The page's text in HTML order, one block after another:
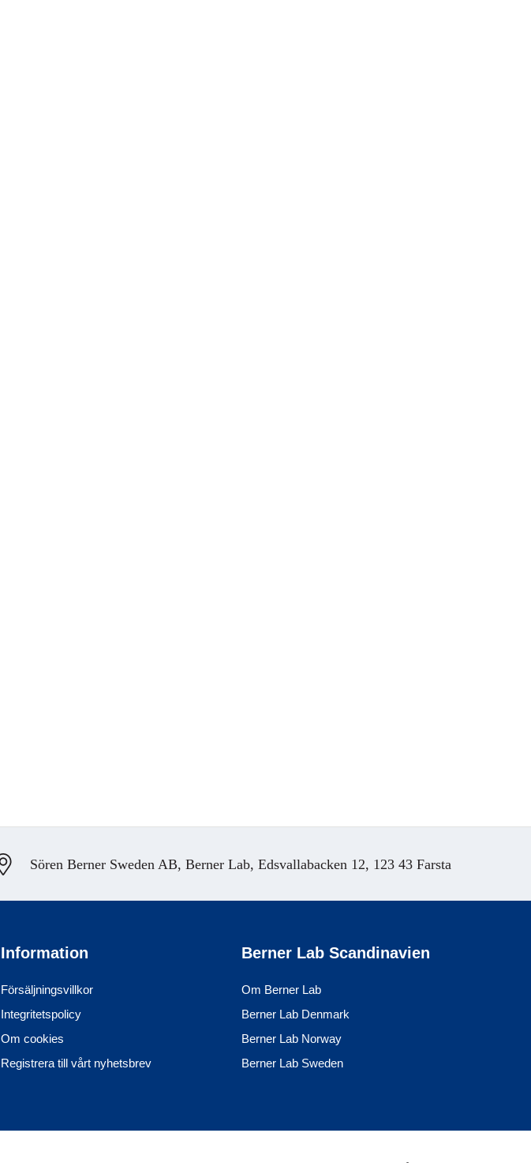
Sören Berner Sweden AB, Berner Lab, Edsvallabacken 12, 123 43 Farsta
Information
Försäljningsvillkor
Integritetspolicy
Om cookies
Registrera till vårt nyhetsbrev
Berner Lab Scandinavien
Om Berner Lab
Berner Lab Denmark
Berner Lab Norway
Berner Lab Sweden